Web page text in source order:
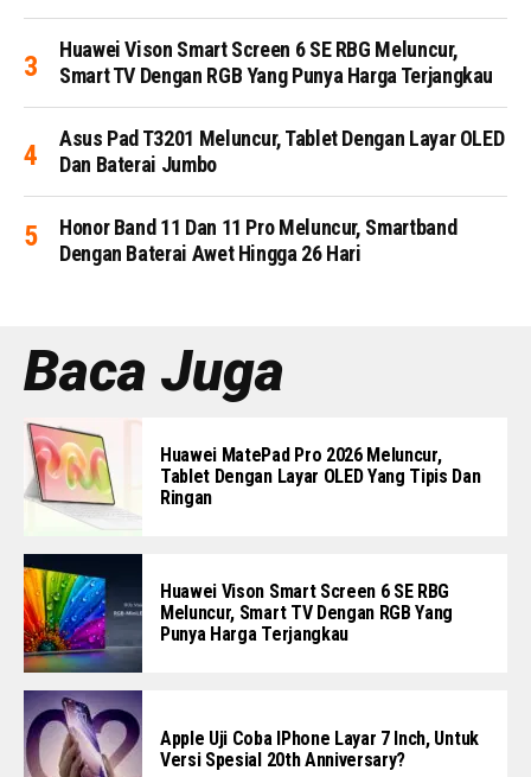
Huawei Vison Smart Screen 6 SE RBG Meluncur,
Smart TV Dengan RGB Yang Punya Harga Terjangkau
Asus Pad T3201 Meluncur, Tablet Dengan Layar OLED
Dan Baterai Jumbo
Honor Band 11 Dan 11 Pro Meluncur, Smartband
Dengan Baterai Awet Hingga 26 Hari
Baca Juga
Huawei MatePad Pro 2026 Meluncur,
Tablet Dengan Layar OLED Yang Tipis Dan
Ringan
Huawei Vison Smart Screen 6 SE RBG
Meluncur, Smart TV Dengan RGB Yang
Punya Harga Terjangkau
Apple Uji Coba IPhone Layar 7 Inch, Untuk
Versi Spesial 20th Anniversary?